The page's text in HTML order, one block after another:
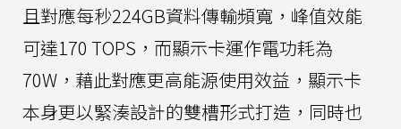
且對應每秒224GB資料傳輸頻寬，峰值效能
可達170 TOPS，而顯示卡運作電功耗為
70W，藉此對應更高能源使用效益，顯示卡
本身更以緊湊設計的雙槽形式打造，同時也